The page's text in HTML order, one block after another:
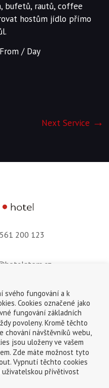
bufetů, rautů, coffee
hostům jídlo přímo
/ Day
Next Service
200 123
348 914
640/45, 674 01 Třebíč
údajů|Použití cookies
svého fungování a k
Cookies označené jako
fungování základních
povoleny. Kromě těchto
chování návštěvníků webu,
jsou uloženy ve vašem
Zde máte možnost tyto
Vypnutí těchto cookies
uživatelskou přívětivost